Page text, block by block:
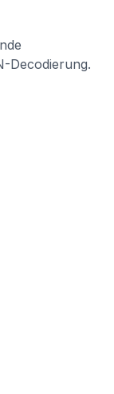
Decodierung.